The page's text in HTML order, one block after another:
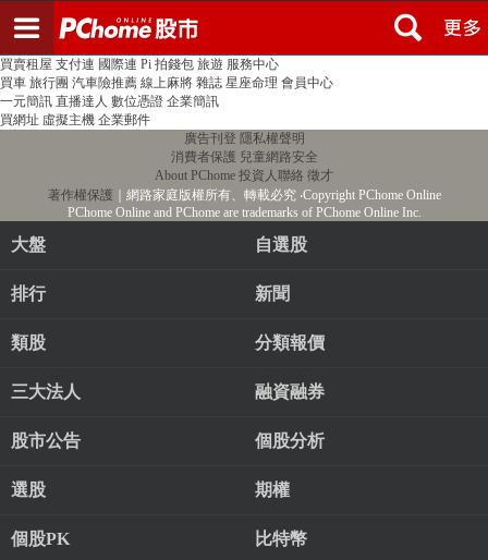
PChome首頁 線上購物 24h購物 書店
買賣租屋 支付連 國際連 Pi 拍錢包 旅遊 服務中心
買車 旅行團 汽車險推薦 線上麻將 雜誌 星座命理 會員中心
一元簡訊 直播達人 數位憑證 企業簡訊
買網址 虛擬主機 企業郵件
廣告刊登 隱私權聲明
消費者保護 兒童網路安全
About PChome 投資人聯絡 徵才
著作權保護 ｜網路家庭版權所有、轉載必究‧Copyright PChome Online
PChome Online and PChome are trademarks of PChome Online Inc.
大盤 自選股
排行 新聞
類股 分類報價
三大法人 融資融券
股市公告 個股分析
選股 期權
個股PK 比特幣